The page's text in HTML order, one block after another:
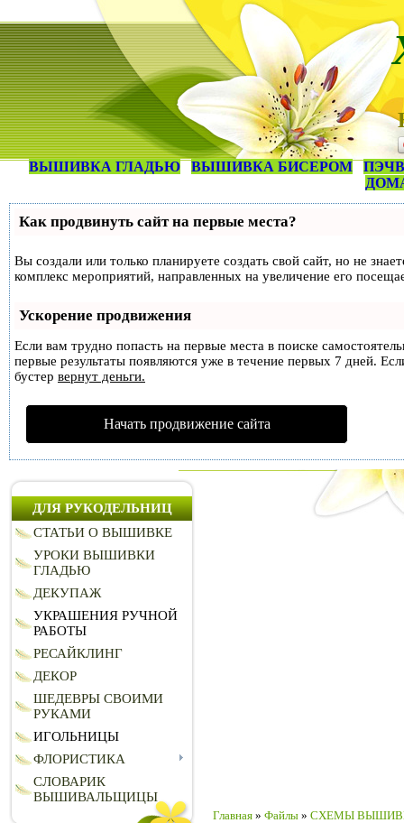
ВЫШИВКА ГЛАДЬЮ ВЫШИВКА БИСЕРОМ
Как продвинуть сайт на первые места?
Вы создали или только планируете создать свой сайт, но не
комплекс мероприятий, направленных на увеличение его
Ускорение продвижения
Если вам трудно попасть на первые места в поиске
первые результаты появляются уже в течение первых 7 дней.
бустер вернут деньги.
Начать продвижение сайта
ДЛЯ РУКОДЕЛЬНИЦ
СТАТЬИ О ВЫШИВКЕ
УРОКИ ВЫШИВКИ
ГЛАДЬЮ
ДЕКУПАЖ
УКРАШЕНИЯ РУЧНОЙ
РАБОТЫ
РЕСАЙКЛИНГ
ДЕКОР
ШЕДЕВРЫ СВОИМИ
РУКАМИ
ИГОЛЬНИЦЫ
ФЛОРИСТИКА
СЛОВАРИК
ВЫШИВАЛЬЩИЦЫ
Главная » Файлы » СХЕМЫ